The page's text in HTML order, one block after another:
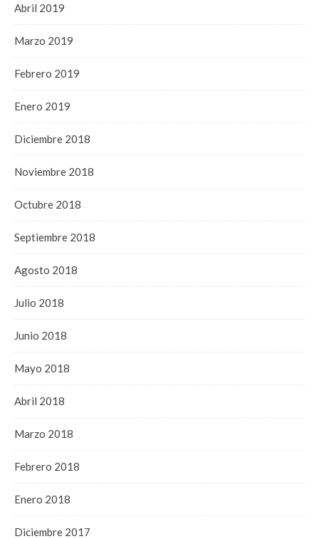
Abril 2019
Marzo 2019
Febrero 2019
Enero 2019
Diciembre 2018
Noviembre 2018
Octubre 2018
Septiembre 2018
Agosto 2018
Julio 2018
Junio 2018
Mayo 2018
Abril 2018
Marzo 2018
Febrero 2018
Enero 2018
Diciembre 2017